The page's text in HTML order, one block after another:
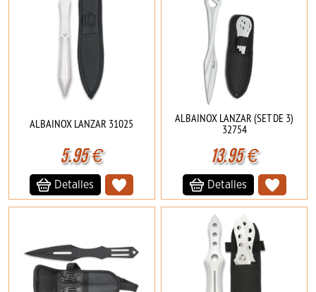
ALBAINOX LANZAR 31025
5.95€
Detalles
ALBAINOX LANZAR (SET DE 3)
32754
13.95€
Detalles